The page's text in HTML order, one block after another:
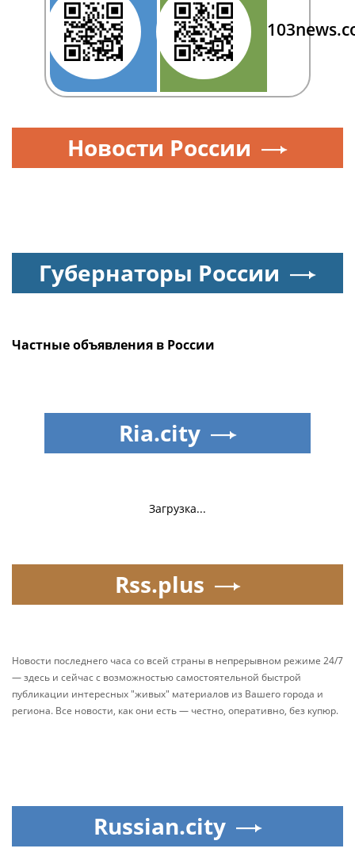
Новости России
Губернаторы России
Частные объявления в России
Загрузка...
Ria.city
Rss.plus
Новости последнего часа со всей страны в непрерывном режиме 24/7
— здесь и сейчас с возможностью самостоятельной быстрой
публикации интересных "живых" материалов из Вашего города и
региона. Все новости, как они есть — честно, оперативно, без купюр.
Russian.city